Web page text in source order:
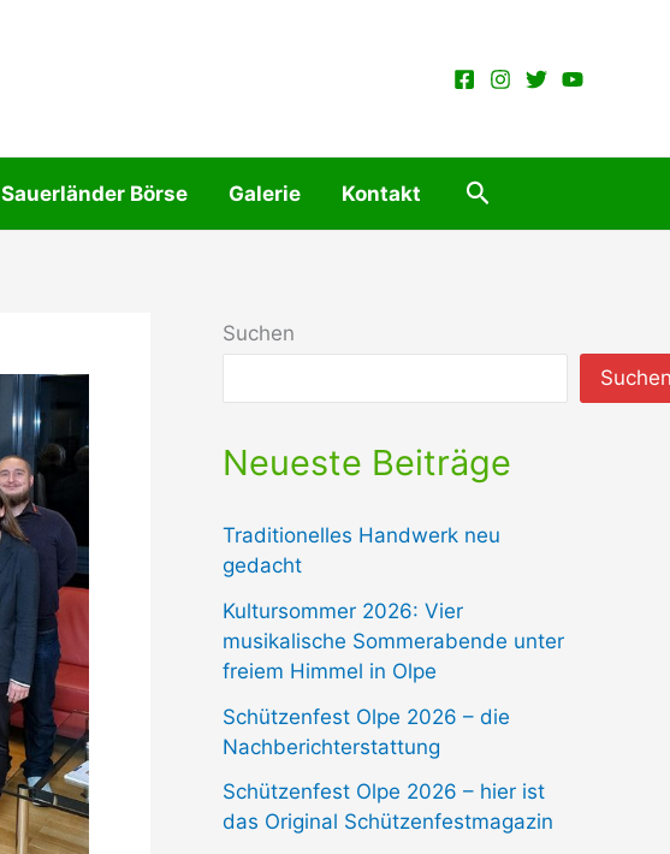
Sauerländer Börse Galerie Kontakt Suchen
Suchen
Neueste Beiträge
Traditionelles Handwerk neu
gedacht
Kultursommer 2026: Vier
musikalische Sommerabende unter
freiem Himmel in Olpe
Schützenfest Olpe 2026 – die
Nachberichterstattung
Schützenfest Olpe 2026 – hier ist
das Original Schützenfestmagazin